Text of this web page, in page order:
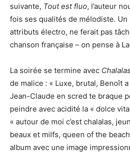
suivante, Tout est fluo, l’auteur
fois ses qualités de mélodiste. Un
attributs électro, ne ferait pas
chanson française – on pense à
La soirée se termine avec Chalalas
de malice : « Luxe, brutal, Benoît
Jean-Claude en scred te braque
peindre avec acidité la « dolce
« autour de moi c’est chalalas,
beaux et milfs, queen of the
album avec une image